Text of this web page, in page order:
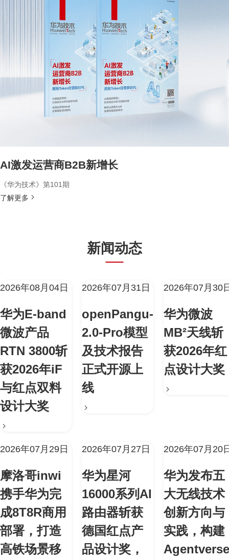
AI激发运营商B2B新增长
《华为技术》第101期
了解更多
新闻动态
2026年08月04日
华为E-band
微波产品
RTN 3800斩
获2026年iF
与红点双料
设计大奖
2026年07月31日
openPangu-
2.0-Pro模型
及技术报告
正式开源上
线
2026年07月30
华为微波
MB²天线斩
获2026年红
点设计大奖
2026年07月29日
摩洛哥inwi
携手华为完
成8T8R商用
部署，打造
高铁场景移
2026年07月27日
华为星河
16000系列AI
路由器斩获
德国红点产
品设计奖，
2026年07月20
华为发布五
大无线技术
创新方向与
实践，构建
Agentverse